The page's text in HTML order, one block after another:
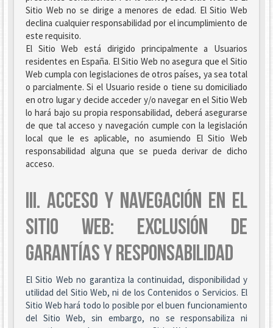
Sitio Web no se dirige a menores de edad. El Sitio Web
declina cualquier responsabilidad por el incumplimiento de
este requisito.
El Sitio Web está dirigido principalmente a Usuarios
residentes en España. El Sitio Web no asegura que el Sitio
Web cumpla con legislaciones de otros países, ya sea total
o parcialmente. Si el Usuario reside o tiene su domiciliado
en otro lugar y decide acceder y/o navegar en el Sitio Web
lo hará bajo su propia responsabilidad, deberá asegurarse
de que tal acceso y navegación cumple con la legislación
local que le es aplicable, no asumiendo El Sitio Web
responsabilidad alguna que se pueda derivar de dicho
acceso.
III. ACCESO Y NAVEGACIÓN EN EL
SITIO WEB: EXCLUSIÓN DE
GARANTÍAS Y RESPONSABILIDAD
El Sitio Web no garantiza la continuidad, disponibilidad y
utilidad del Sitio Web, ni de los Contenidos o Servicios. El
Sitio Web hará todo lo posible por el buen funcionamiento
del Sitio Web, sin embargo, no se responsabiliza ni